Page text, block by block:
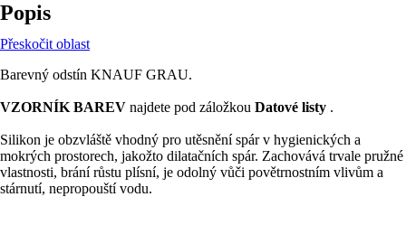
Popis
Přeskočit oblast
Barevný odstín KNAUF GRAU.
VZORNÍK BAREV najdete pod záložkou Datové listy .
Silikon je obzvláště vhodný pro utěsnění spár v hygienických a
mokrých prostorech, jakožto dilatačních spár. Zachovává trvale pružné
vlastnosti, brání růstu plísní, je odolný vůči povětrnostním vlivům a
stárnutí, nepropouští vodu.